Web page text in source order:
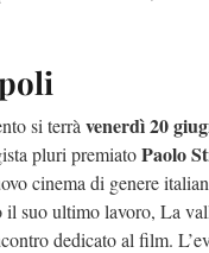
si terrà venerdì 20
pluri premiatoPaolo
cinema di genere
il suo ultimo lavoro, La
dedicato al film.